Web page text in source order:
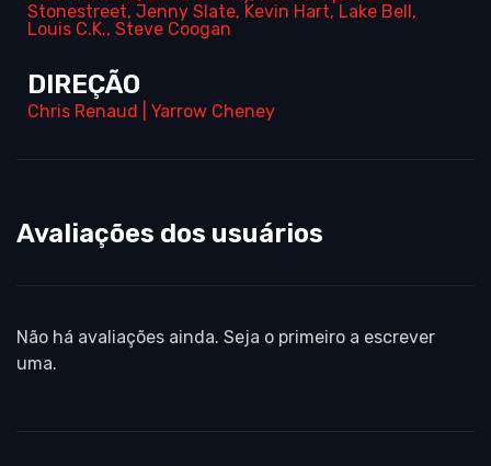
Stonestreet, Jenny Slate, Kevin Hart, Lake Bell,
Louis C.K., Steve Coogan
DIREÇÃO
Chris Renaud Yarrow Cheney
Avaliações dos usuários
Não há avaliações ainda. Seja o primeiro a escrever
uma.